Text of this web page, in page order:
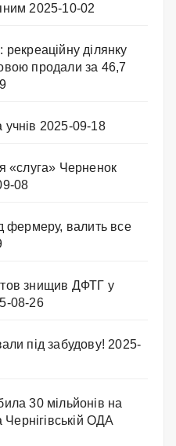
2025-10-02
ділянку
продали за 46,7
2025-09-18
«слуга» Черненок
08
фермеру, валить все
знищив ДФТГ у
08-26
під забудову! 2025-
30 мільйонів на
Чернігівській ОДА